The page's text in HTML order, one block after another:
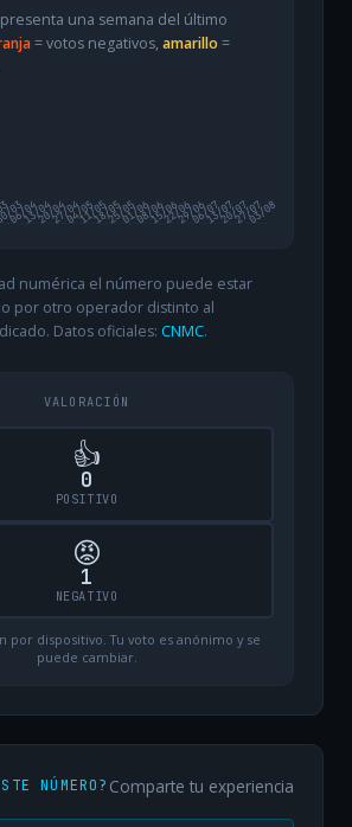
una semana del último
= votos negativos, amarillo =
03
06/0413/0420/0427/0404/0511/0518/0525/0501/0608/0615/0622/0629/0606/0713/0720/0727/07
03/08
numérica el número puede estar
por otro operador distinto al
Datos oficiales: CNMC.
VALORACIÓN
👍
0
POSITIVO
😡
1
NEGATIVO
por dispositivo. Tu voto es anónimo y se
puede cambiar.
NÚMERO? Comparte tu experiencia